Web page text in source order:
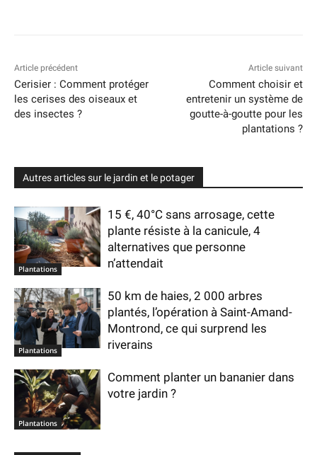
Article précédent
Cerisier : Comment protéger
les cerises des oiseaux et
des insectes ?
Article suivant
Comment choisir et
entretenir un système de
goutte-à-goutte pour les
plantations ?
Autres articles sur le jardin et le potager
Plantations
15 €, 40°C sans arrosage, cette
plante résiste à la canicule, 4
alternatives que personne
n’attendait
Plantations
50 km de haies, 2 000 arbres
plantés, l’opération à Saint-Amand-
Montrond, ce qui surprend les
riverains
Plantations
Comment planter un bananier dans
votre jardin ?